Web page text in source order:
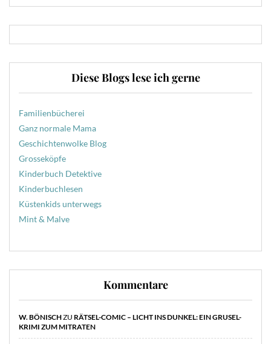
Diese Blogs lese ich gerne
Familienbücherei
Ganz normale Mama
Geschichtenwolke Blog
Grosseköpfe
Kinderbuch Detektive
Kinderbuchlesen
Küstenkids unterwegs
Mint & Malve
Kommentare
W. BÖNISCHZU RÄTSEL-COMIC – LICHT INS DUNKEL: EIN GRUSEL-
KRIMI ZUM MITRATEN